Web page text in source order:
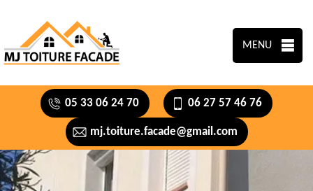
MENU
05 33 06 24 70 06 27 57 46 76
mj.toiture.facade@gmail.com